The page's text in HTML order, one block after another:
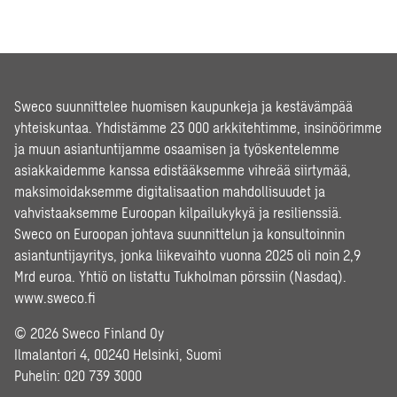
Sweco suunnittelee huomisen kaupunkeja ja kestävämpää
yhteiskuntaa. Yhdistämme 23 000 arkkitehtimme, insinöörimme
ja muun asiantuntijamme osaamisen ja työskentelemme
asiakkaidemme kanssa edistääksemme vihreää siirtymää,
maksimoidaksemme digitalisaation mahdollisuudet ja
vahvistaaksemme Euroopan kilpailukykyä ja resilienssiä.
Sweco on Euroopan johtava suunnittelun ja konsultoinnin
asiantuntijayritys, jonka liikevaihto vuonna 2025 oli noin 2,9
Mrd euroa. Yhtiö on listattu Tukholman pörssiin (Nasdaq).
www.sweco.fi
© 2026 Sweco Finland Oy
Ilmalantori 4, 00240 Helsinki, Suomi
Puhelin: 020 739 3000